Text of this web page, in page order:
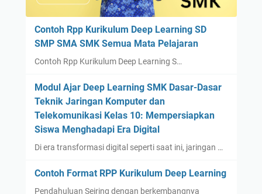
Contoh Rpp Kurikulum Deep Learning SD
SMP SMA SMK Semua Mata Pelajaran
Contoh Rpp Kurikulum Deep Learning S…
Modul Ajar Deep Learning SMK Dasar-Dasar
Teknik Jaringan Komputer dan
Telekomunikasi Kelas 10: Mempersiapkan
Siswa Menghadapi Era Digital
Di era transformasi digital seperti saat ini, jaringan …
Contoh Format RPP Kurikulum Deep Learning
Pendahuluan Seiring dengan berkembangnya